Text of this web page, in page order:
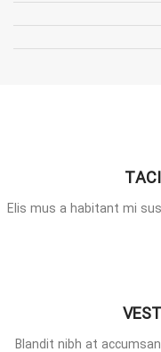
Elis mus a habitant mi
Blandit nibh at